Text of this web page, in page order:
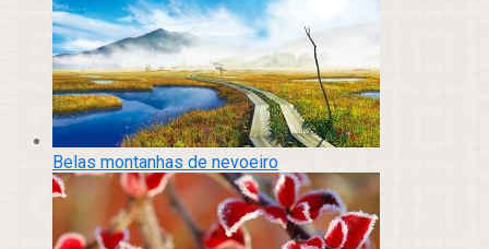
Belas montanhas de nevoeiro